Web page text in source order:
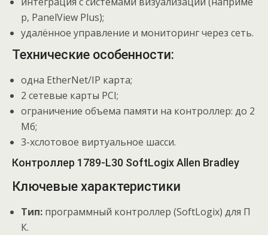
р, PanelView Plus);
удалённое управление и мониторингчерез сеть.
Технические особенности:
одна EtherNet/IP карта;
2 сетевые карты PCI;
ограничение объема памяти на контроллер: до 2
Мб;
3-хслотовое виртуальное шасси.
Контроллер 1789-L30 SoftLogix Allen Bradley
Ключевые характеристики
Тип: программный контроллер (SoftLogix) для П
К.